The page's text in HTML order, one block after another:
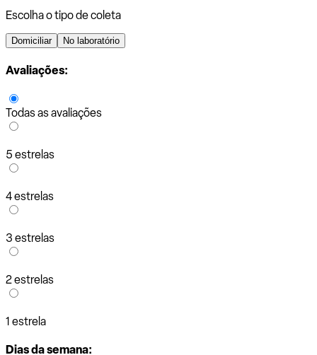
Escolha o tipo de coleta
Domiciliar No laboratório
Avaliações:
Todas as avaliações
5 estrelas
4 estrelas
3 estrelas
2 estrelas
1 estrela
Dias da semana: